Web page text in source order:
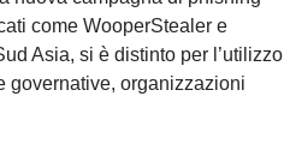
come WooperStealer e
Asia, si è distinto per l’utilizzo
governative, organizzazioni